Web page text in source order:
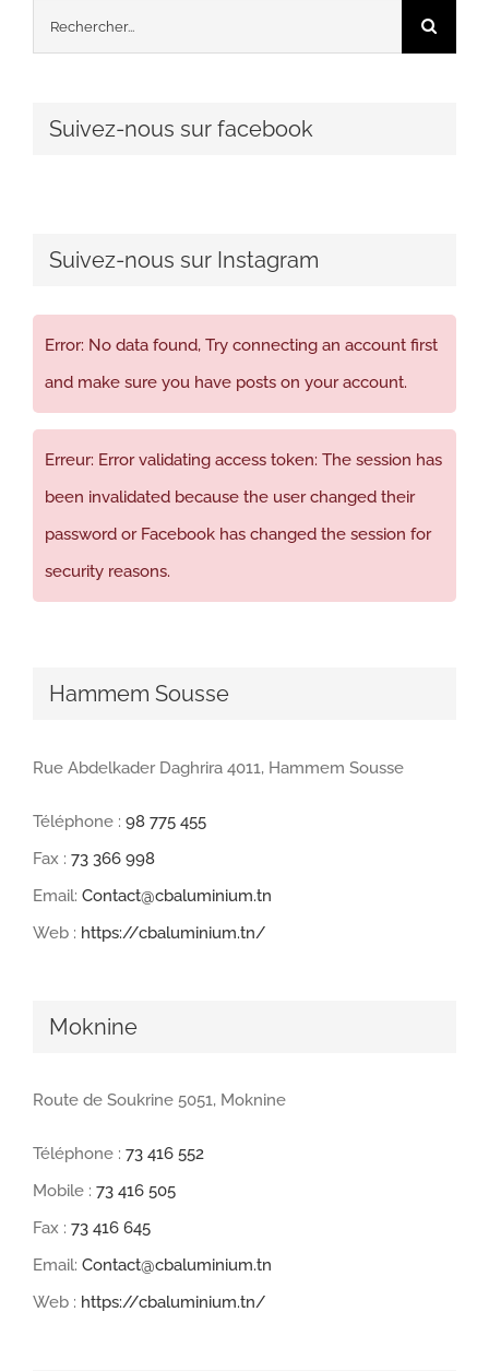
Rechercher:
Suivez-nous sur facebook
Suivez-nous sur Instagram
Error: No data found, Try connecting an account first
and make sure you have posts on your account.
Erreur: Error validating access token: The session has
been invalidated because the user changed their
password or Facebook has changed the session for
security reasons.
Hammem Sousse
Rue Abdelkader Daghrira 4011, Hammem Sousse
Téléphone : 98 775 455
Fax : 73 366 998
Email: Contact@cbaluminium.tn
Web : https://cbaluminium.tn/
Moknine
Route de Soukrine 5051, Moknine
Téléphone : 73 416 552
Mobile : 73 416 505
Fax : 73 416 645
Email: Contact@cbaluminium.tn
Web : https://cbaluminium.tn/